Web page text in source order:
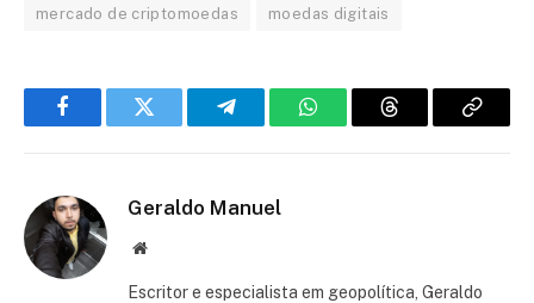
mercado de criptomoedas moedas digitais
FacebookTwitter TelegramWhatsAppThreads Copiar
Geraldo Manuel
Site
Escritor e especialista em geopolítica, Geraldo